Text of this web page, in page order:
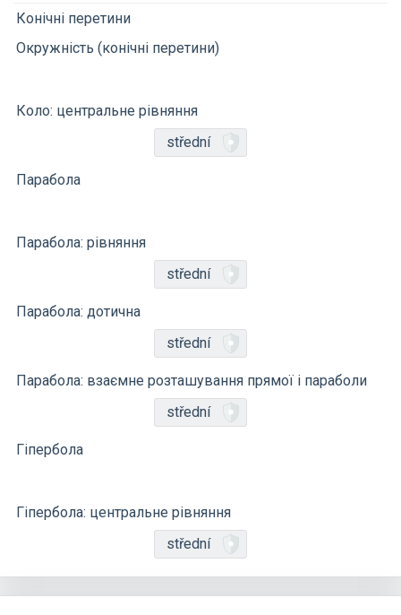
Конічні перетини
Окружність (конічні перетини)
Коло: центральне рівняння
střední
Парабола
Парабола: рівняння
střední
Парабола: дотична
střední
Парабола: взаємне розташування прямої і параболи
střední
Гіпербола
Гіпербола: центральне рівняння
střední